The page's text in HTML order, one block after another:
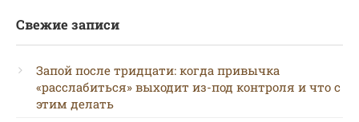
Свежие записи
Запой после тридцати: когда привычка
«расслабиться» выходит из-под контроля и что с
этим делать